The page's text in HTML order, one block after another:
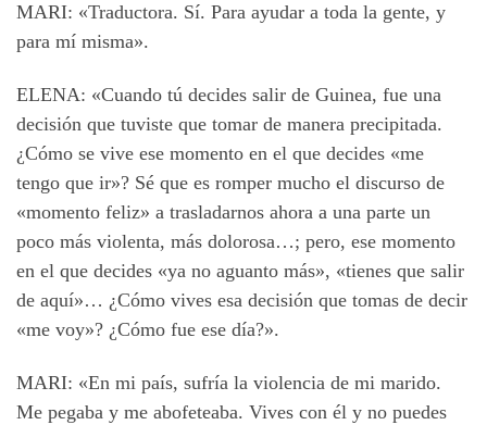
MARI: «Traductora. Sí. Para ayudar a toda la gente, y
para mí misma».
ELENA: «Cuando tú decides salir de Guinea, fue una
decisión que tuviste que tomar de manera precipitada.
¿Cómo se vive ese momento en el que decides «me
tengo que ir»? Sé que es romper mucho el discurso de
«momento feliz» a trasladarnos ahora a una parte un
poco más violenta, más dolorosa…; pero, ese momento
en el que decides «ya no aguanto más», «tienes que salir
de aquí»… ¿Cómo vives esa decisión que tomas de decir
«me voy»? ¿Cómo fue ese día?».
MARI: «En mi país, sufría la violencia de mi marido.
Me pegaba y me abofeteaba. Vives con él y no puedes